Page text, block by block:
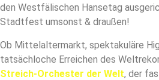
den Westfälischen Hansetag
Stadtfest umsonst & draußen!
Ob Mittelaltermarkt, spektakuläre
tatsächloche Erreichen des
Streich-Orchester der Welt, der